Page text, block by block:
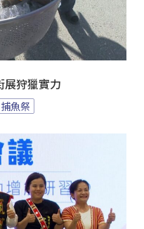
狩獵實力
捕魚祭